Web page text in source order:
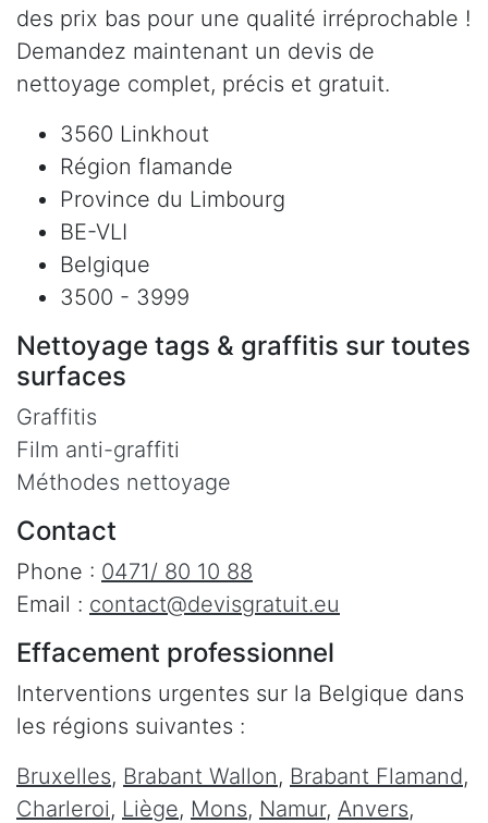
des prix bas pour une qualité irréprochable !
Demandez maintenant un devis de
nettoyage complet, précis et gratuit.
3560 Linkhout
Région flamande
Province du Limbourg
BE-VLI
Belgique
3500 - 3999
Nettoyage tags & graffitis sur toutes
surfaces
Graffitis
Film anti-graffiti
Méthodes nettoyage
Contact
Phone : 0471/ 80 10 88
Email : contact@devisgratuit.eu
Effacement professionnel
Interventions urgentes sur la Belgique dans
les régions suivantes :
Bruxelles, Brabant Wallon, Brabant Flamand,
Charleroi, Liège, Mons, Namur, Anvers,